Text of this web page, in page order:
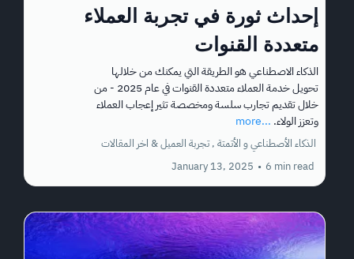
إحداث ثورة في تجربة العملاء
متعددة القنوات
الذكاء الاصطناعي هو الطريقة التي يمكنك من خلالها
تحويل خدمة العملاء متعددة القنوات في عام 2025 - من
خلال تقديم تجارب سلسة ومخصصة تثير إعجاب العملاء
وتعزز الولاء. ...more
الذكاء الأصطناعي و الأتمتة , تجربة العميل & اخر المقالات
January 13, 2025 • 6 min read